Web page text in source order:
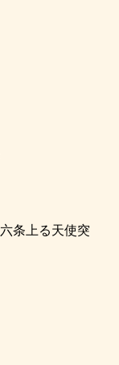
条上る天使突